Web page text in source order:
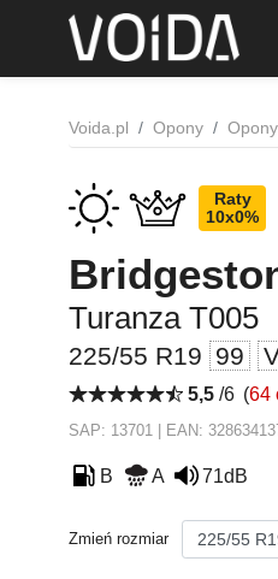
Voida.pl Opony
Raty
10x0%
Turanza T005
225/55 R19 99
5,5 /6 (64
SAP: 13701 | EAN:
B A 71dB
Zmień rozmiar